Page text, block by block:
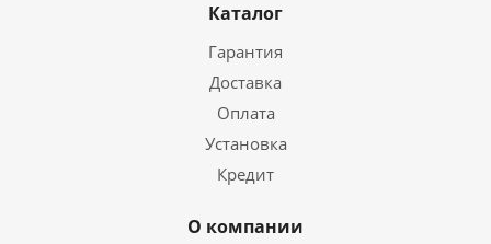
Каталог
Гарантия
Доставка
Оплата
Установка
Кредит
О компании